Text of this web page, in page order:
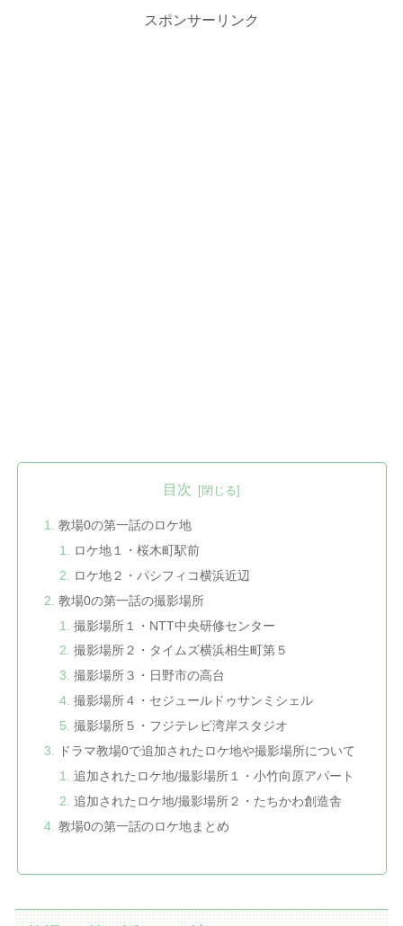
スポンサーリンク
目次
教場0の第一話のロケ地
ロケ地１・桜木町駅前
ロケ地２・パシフィコ横浜近辺
教場0の第一話の撮影場所
撮影場所１・NTT中央研修センター
撮影場所２・タイムズ横浜相生町第５
撮影場所３・日野市の高台
撮影場所４・セジュールドゥサンミシェル
撮影場所５・フジテレビ湾岸スタジオ
ドラマ教場0で追加されたロケ地や撮影場所について
追加されたロケ地/撮影場所１・小竹向原アパート
追加されたロケ地/撮影場所２・たちかわ創造舎
教場0の第一話のロケ地まとめ